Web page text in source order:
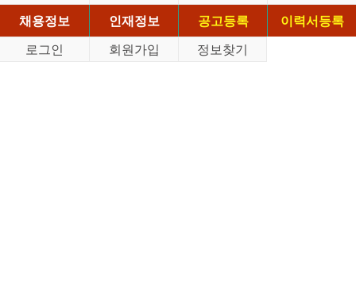
채용정보
인재정보 공고등록
이력서등록
로그인
회원가입 정보찾기